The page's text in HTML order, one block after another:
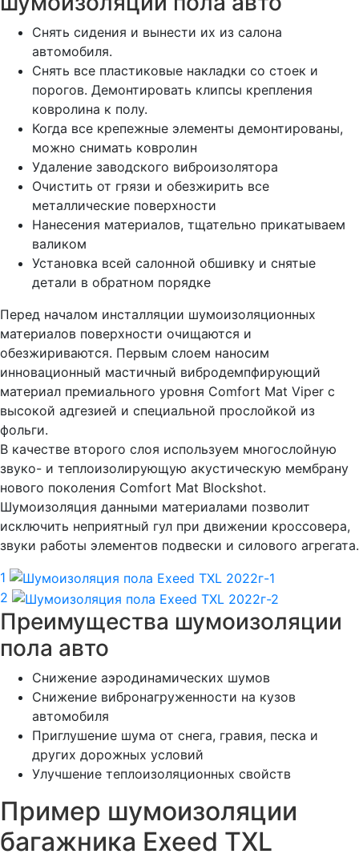
Снять сидения и вынести их из салона
автомобиля.
Снять все пластиковые накладки со стоек и
порогов. Демонтировать клипсы крепления
ковролина к полу.
Когда все крепежные элементы демонтированы,
можно снимать ковролин
Удаление заводского виброизолятора
Очистить от грязи и обезжирить все
металлические поверхности
Нанесения материалов, тщательно прикатываем
валиком
Установка всей салонной обшивку и снятые
детали в обратном порядке
Перед началом инсталляции шумоизоляционных
материалов поверхности очищаются и
обезжириваются. Первым слоем наносим
инновационный мастичный вибродемпфирующий
материал премиального уровня Comfort Mat Viper с
высокой адгезией и специальной прослойкой из
фольги.
В качестве второго слоя используем многослойную
звуко- и теплоизолирующую акустическую мембрану
нового поколения Comfort Mat Blockshot.
Шумоизоляция данными материалами позволит
исключить неприятный гул при движении кроссовера,
звуки работы элементов подвески и силового агрегата.
1
2
Преимущества шумоизоляции
пола авто
Снижение аэродинамических шумов
Снижение вибронагруженности на кузов
автомобиля
Приглушение шума от снега, гравия, песка и
других дорожных условий
Улучшение теплоизоляционных свойств
Пример шумоизоляции
багажника Exeed TXL